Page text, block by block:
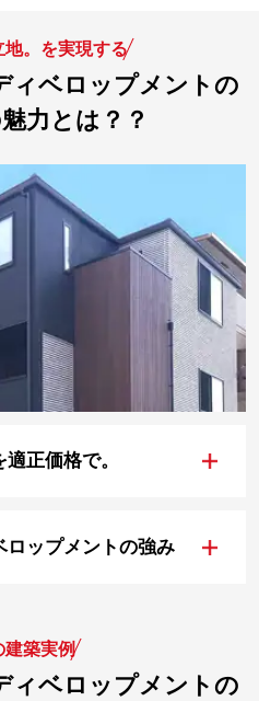
地。を実現する
ィベロップメントの
力とは？？
正価格で。 +
ロップメントの強み +
建築実例
ィベロップメントの